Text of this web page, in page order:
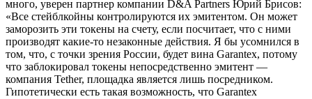
много, уверен партнер компании D&A Partners Юрий Брисов:
«Все стейблкойны контролируются их эмитентом. Он может
заморозить эти токены на счету, если посчитает, что с ними
производят какие-то незаконные действия. Я бы усомнился в
том, что, с точки зрения России, будет вина Garantex, потому
что заблокировал токены непосредственно эмитент —
компания Tether, площадка является лишь посредником.
Гипотетически есть такая возможность, что Garantex